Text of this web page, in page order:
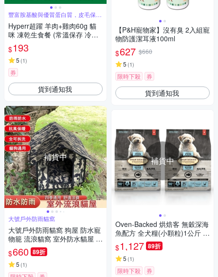
豐富胺基酸與優質蛋白質，皮毛保健
首選
Hyperr超躍 羊肉+雞肉60g 貓
咪 凍乾生食餐 (常溫保存 冷凍
乾燥 貓飼料 貓糧 無穀 低致敏)
$193
5 (1)
券
貨到通知我
補貨中
大號戶外防雨貓窩
大號戶外防雨貓窩 狗屋 防水寵
物籠 流浪貓窩 室外防水貓屋 貓
房子別墅帳篷【50*40*45cm】
$660 89折
5 (1)
【P&H寵物家】沒有臭 2入組寵
物防護潔耳液100ml
$627 $660
5 (1)
限時下殺 券
貨到通知我
補貨中
Oven-Backed 烘焙客 無穀深海
魚配方 全犬糧(小顆粒)1公斤 2
包
$1,127 89折
5 (1)
限時下殺 券